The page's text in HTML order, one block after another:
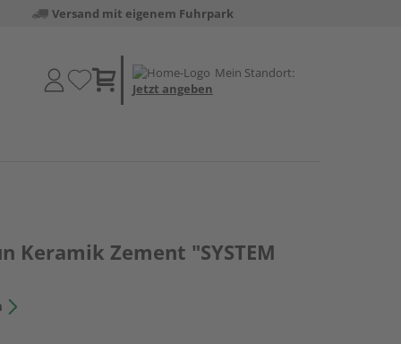
Versand mit eigenem Fuhrpark
Mein Standort:
Jetzt angeben
Keramik Zement "SYSTEM